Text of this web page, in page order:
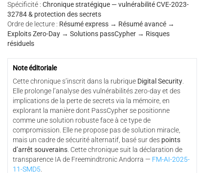
Spécificité : Chronique stratégique — vulnérabilité CVE-2023-
32784 & protection des secrets
Ordre de lecture : Résumé express → Résumé avancé →
Exploits Zero-Day → Solutions passCypher → Risques
résiduels
Note éditoriale
Cette chronique s’inscrit dans la rubrique Digital Security.
Elle prolonge l’analyse des vulnérabilités zero-day et des
implications de la perte de secrets via la mémoire, en
explorant la manière dont PassCypher se positionne
comme une solution robuste face à ce type de
compromission. Elle ne propose pas de solution miracle,
mais un cadre de sécurité alternatif, basé sur des points
d’arrêt souverains. Cette chronique suit la déclaration de
transparence IA de Freemindtronic Andorra — FM-AI-2025-
11-SMD5.